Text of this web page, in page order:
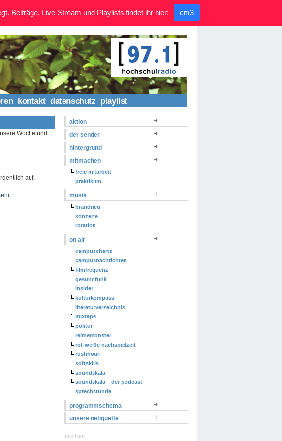
kontakt datenschutz playlist
Woche und
auf.
aktion
der sender
hintergrund
mitmachen
freie mitarbeit
praktikum
musik
brandneu
konzerte
rotation
on air
campuscharts
campusnachrichten
filmfrequenz
gesundfunk
insider
kulturkompass
literaturverzeichnis
mixtape
politur
reimemonster
rot-weiße nachspielzeit
rushhour
softskills
soundskala
soundskala – der podcast
sprechstunde
programmschema
unsere netiquette
suchen
Beiträge, Live-Stream und Playlists findet ihr hier: cm3